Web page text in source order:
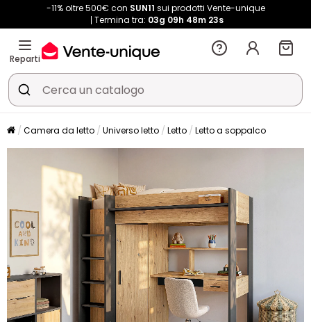
-11% oltre 500€ con SUN11 sui prodotti Vente-unique
Termina tra: 03g 09h 48m 22s
Reparti
Camera da letto Universo letto Letto Letto a soppalco